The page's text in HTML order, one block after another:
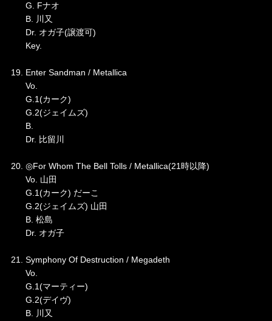
G. Fナオ
B. 川又
Dr. オガ子(譲渡可)
Key.
19. Enter Sandman / Metallica
Vo.
G.1(カーク)
G.2(ジェイムズ)
B.
Dr. 比留川
20. ◎For Whom The Bell Tolls / Metallica(21時以降)
Vo. 山田
G.1(カーク) だーこ
G.2(ジェイムズ) 山田
B. 松島
Dr. オガ子
21. Symphony Of Destruction / Megadeth
Vo.
G.1(マーティー)
G.2(デイヴ)
B. 川又